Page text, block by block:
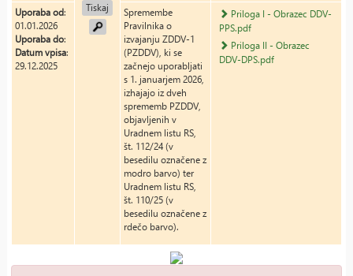
Tiskaj
Uporaba od:
01.01.2026
Uporaba do:
Datum vpisa:
29.12.2025
Spremembe
Pravilnika o
izvajanju ZDDV-1
(PZDDV), ki se
začnejo uporabljati
s 1. januarjem 2026,
izhajajo iz dveh
sprememb PZDDV,
objavljenih v
Uradnem listu RS,
št. 112/24 (v
besedilu označene z
modro barvo) ter
Uradnem listu RS,
št. 110/25 (v
besedilu označene z
rdečo barvo).
Priloga I - Obrazec DDV-
PPS.pdf
Priloga II - Obrazec
DDV-DPS.pdf